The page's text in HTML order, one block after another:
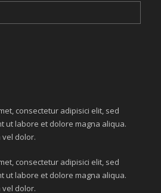
consectetur adipisici elit, sed
ut labore et dolore magna aliqua.
dolor.
consectetur adipisici elit, sed
ut labore et dolore magna aliqua.
dolor.